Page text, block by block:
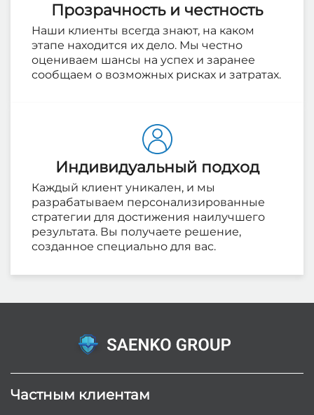
Прозрачность и честность
Наши клиенты всегда знают, на каком
этапе находится их дело. Мы честно
оцениваем шансы на успех и заранее
сообщаем о возможных рисках и затратах.
Индивидуальный подход
Каждый клиент уникален, и мы
разрабатываем персонализированные
стратегии для достижения наилучшего
результата. Вы получаете решение,
созданное специально для вас.
Частным клиентам